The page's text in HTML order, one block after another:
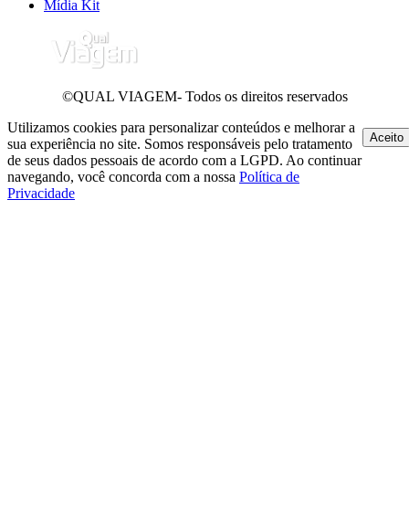
Mídia Kit
©QUAL VIAGEM- Todos os direitos reservados
Utilizamos cookies para personalizar conteúdos e melhorar a
sua experiência no site. Somos responsáveis pelo tratamento
de seus dados pessoais de acordo com a LGPD. Ao continuar
navegando, você concorda com a nossa Política de
Privacidade
Aceito